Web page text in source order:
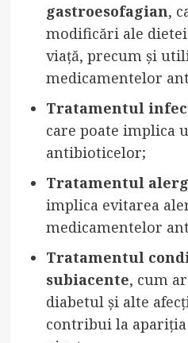
gastroesofagian,
modificări ale
viață, precum și
medicamentelor
Tratamentul
care poate implica
antibioticelor;
Tratamentul
implica evitarea
medicamentelor
Tratamentul
subiacente, cum
diabetul și alte
contribui la